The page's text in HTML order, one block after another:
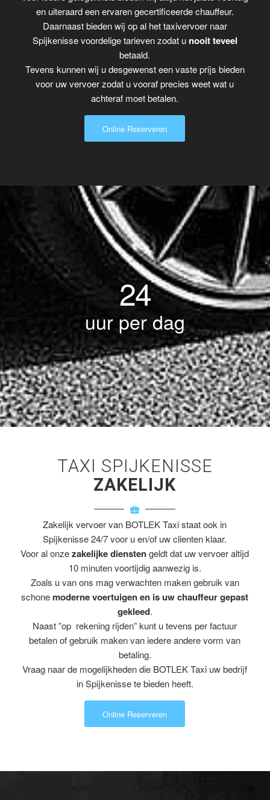
en uiteraard een ervaren gecertificeerde chauffeur.
Daarnaast bieden wij op al het taxivervoer naar
Spijkenisse voordelige tarieven zodat u nooit teveel
betaald.
Tevens kunnen wij u desgewenst een vaste prijs bieden
voor uw vervoer zodat u vooraf precies weet wat u
achteraf moet betalen.
Online Reserveren
24
uur per dag
TAXI SPIJKENISSE
ZAKELIJK
Zakelijk vervoer van BOTLEK Taxi staat ook in
Spijkenisse 24/7 voor u en/of uw clienten klaar.
Voor al onzezakelijke dienstengeldt dat uw vervoer altijd
10 minuten voortijdig aanwezig is.
Zoals u van ons mag verwachten maken gebruik van
schone moderne voertuigen en is uw chauffeur gepast
gekleed.
Naast ”op rekening rijden” kunt u tevens per factuur
betalen of gebruik maken van iedere andere vorm van
betaling.
Vraag naar de mogelijkheden die BOTLEK Taxi uw bedrijf
in Spijkenisse te bieden heeft.
Online Reserveren